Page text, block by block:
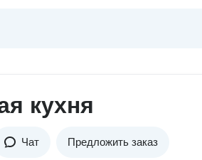
кухня
Чат Предложить заказ